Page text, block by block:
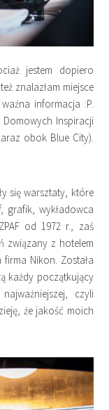
jestem dopiero
znalazłam miejsce
informacja :P.
Inspiracji
obok Blue City).
się warsztaty, które
grafik, wykładowca
od 1972 r., zaś
związany z hotelem
Nikon. Została
każdy początkujący
czyli
że jakość moich